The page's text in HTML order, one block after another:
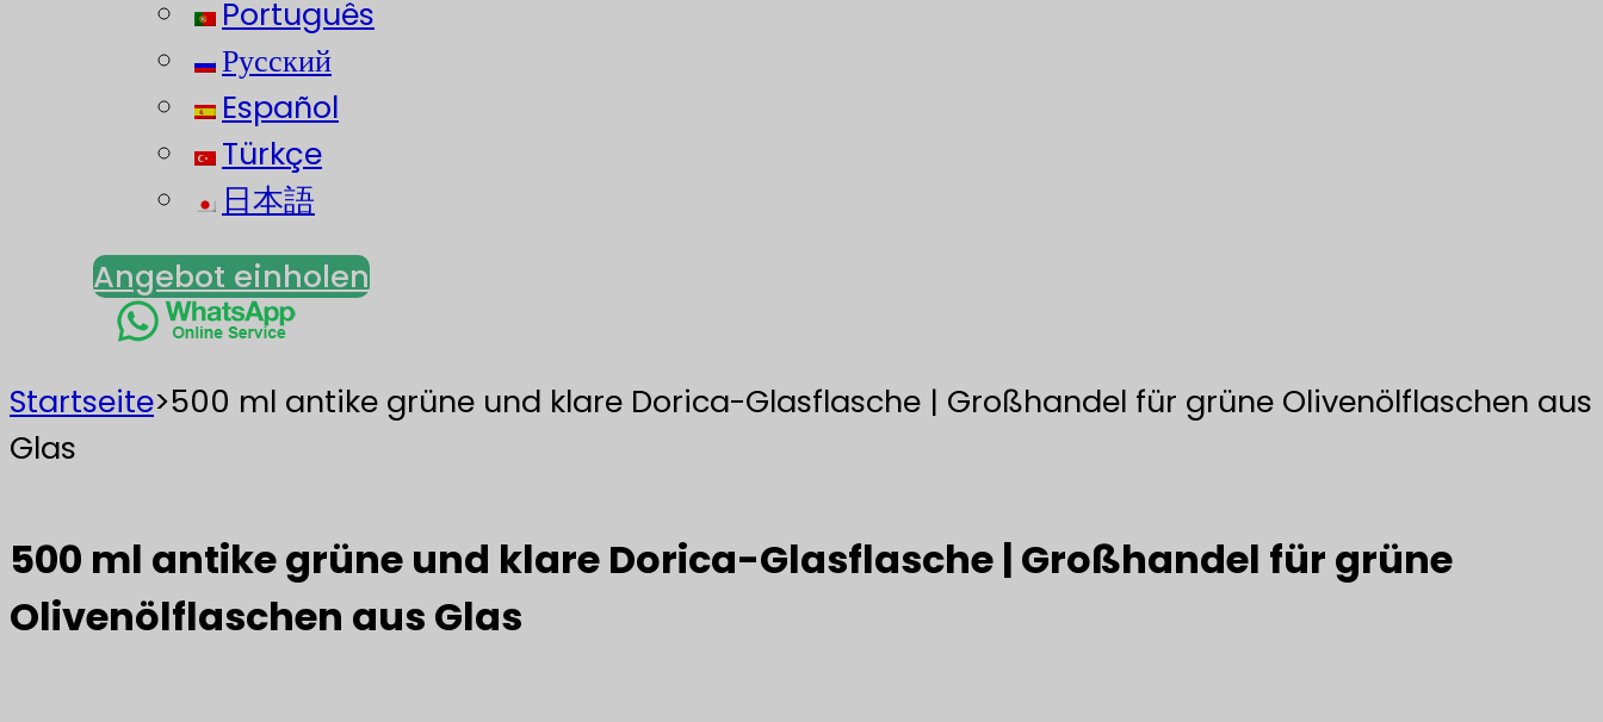
Português
Русский
Español
Türkçe
日本語
Angebot einholen
Startseite>500 ml antike grüne und klare Dorica-Glasflasche | Großhandel für grüne Olivenölflaschen aus
Glas
500 ml antike grüne und klare Dorica-Glasflasche | Großhandel für grüne
Olivenölflaschen aus Glas